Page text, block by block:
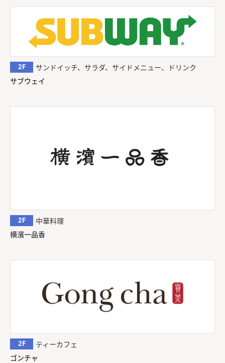
2F
サンドイッチ、サラダ、サイドメニュー、ドリンク
サブウェイ
2F
中華料理
横濱一品香
2F
ティーカフェ
ゴンチャ